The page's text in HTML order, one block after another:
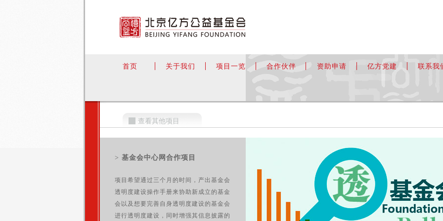
首页 关于我们 项目一览 合作伙伴 资助申请 亿方党建 联系我
查看其他项目
> 基金会中心网合作项目
项目希望通过三个月的时间，产出基金会
透明度建设操作手册来协助新成立的基金
会以及想要完善自身透明度建设的基金会
进行透明度建设，同时增强其信息披露的